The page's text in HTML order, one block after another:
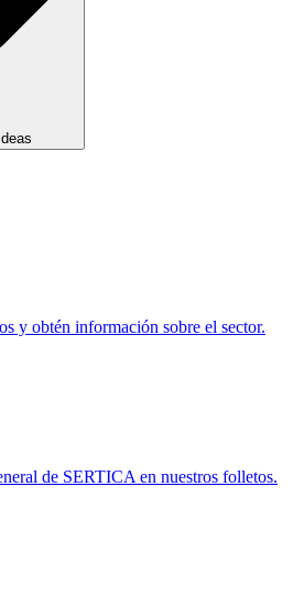
y obtén información sobre el sector.
de SERTICA en nuestros folletos.